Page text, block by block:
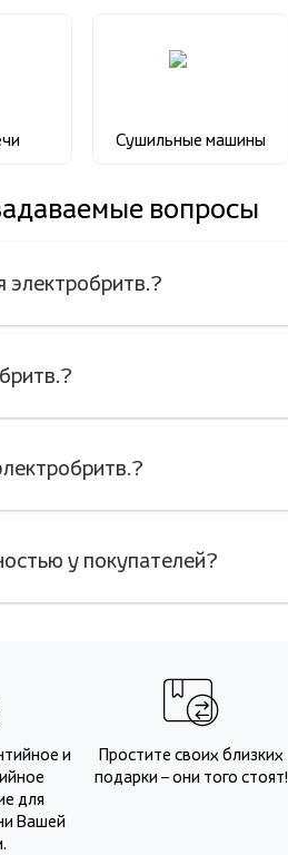
Сушильные машины
вопросы
электробритв.?
у покупателей?
и
для
Вашей
Простите своих близких
подарки – они того стоят!